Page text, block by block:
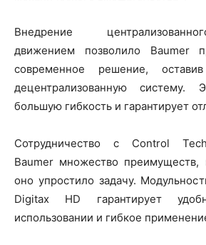
Внедрение
движением позволило Baumer
современное решение,
децентрализованную систему.
большую гибкость и гарантирует
Сотрудничество с Control
Baumer множество преимуществ,
оно упростило задачу.
Digitax HD гарантирует
использовании и гибкое